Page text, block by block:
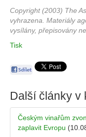
Copyright (2003) The
vyhrazena. Materiály
vysílány, přepisovány
Tisk
Další články v
Českým vinařům
zaplavit Evropu